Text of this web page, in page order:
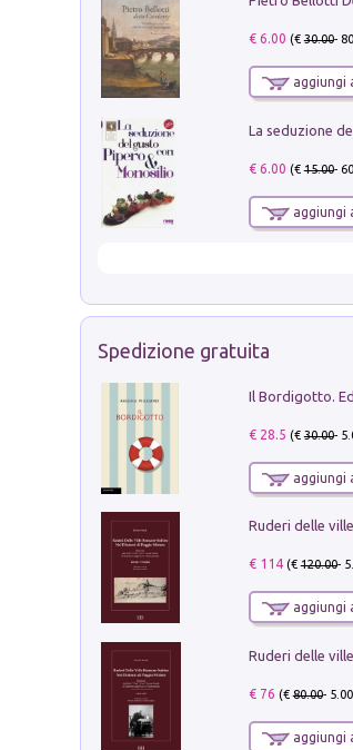
€ 6.00 (€30.00-
aggiungi
€ 6.00 (€15.00-
aggiungi
Spedizione gratuita
Il Bordigotto.
€ 28.5 (€30.00-
aggiungi
€ 114(€120.00-
aggiungi
€ 76 (€80.00-
aggiungi